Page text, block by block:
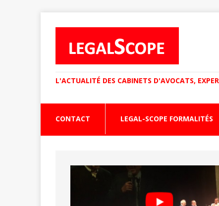
L'ACTUALITÉ DES CABINETS D'AVOCATS,
CONTACT LEGAL-SCOPE FORMALITÉS